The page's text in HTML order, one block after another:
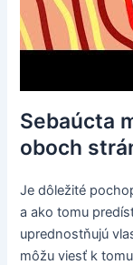
Sebaúcta
oboch
Je dôležité
a ako tomu
uprednostňujú
môžu viesť k